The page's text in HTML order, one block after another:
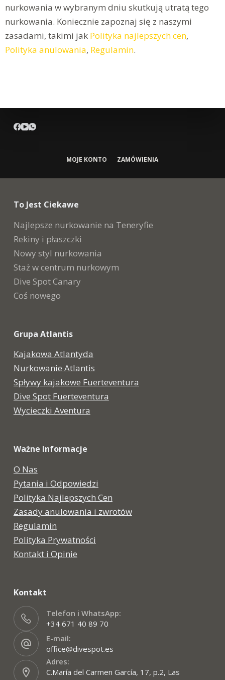
nurkowania w wybranym dniu skutkują utratą tego
nurkowania. Koniecznie zapoznaj się z naszymi
zasadami, takimi jak Polityka najlepszych cen,
Polityka anulowania, Regulamin.
MOJE KONTO ZAMÓWIENIA
To Jest Ciekawe
Najlepsze nurkowanie na Teneryfie
Rekiny i płaszczki
Nowy styl nurkowania
Staż w centrum nurkowym
Dive Spot Canary
Coś nowego
Grupa Atlantis
Kajakowa Atlantyda
Nurkowanie Atlantis
Spływy kajakowe Fuerteventura
Dive Spot Fuerteventura
Wycieczki Aventura
Ważne Informacje
O Nas
Pytania i Odpowiedzi
Polityka Najlepszych Cen
Zasady anulowania i zwrotów
Regulamin
Polityka Prywatności
Kontakt i Opinie
Kontakt
Telefon i WhatsApp:
+34 671 40 89 70
E-mail:
office@divespot.es
Adres:
C.María del Carmen García, 17, p.2, Las